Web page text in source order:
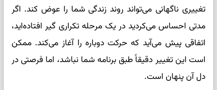
تغییری ناگهانی می‌تواند روند زندگی شما را عوض کند. اگر
مدتی احساس می‌کردید در یک مرحله تکراری گیر افتاده‌اید،
اتفاقی پیش می‌آید که حرکت دوباره را آغاز می‌کند. ممکن
است این تغییر دقیقاً طبق برنامه شما نباشد، اما فرصتی در
دل آن پنهان است.